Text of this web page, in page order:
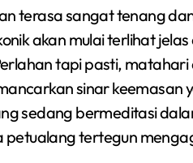
terasa sangat tenang
akan mulai terlihat
tapi pasti,
sinar keemasan
sedang bermeditasi
tertegun